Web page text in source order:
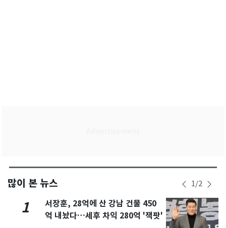
많이 본 뉴스 1/2
1
서장훈, 28억에 산 강남 건물 450
억 내놨다…세후 차익 280억 '잭팟'